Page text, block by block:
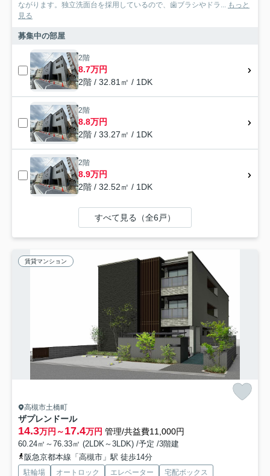
ながります。独立洗面台を採用しているので、歯ブラシやドラ... もっと
見る
募集中の部屋
2階
8.7万円
2階 / 32.81㎡ / 1DK
2階
8.8万円
2階 / 33.27㎡ / 1DK
2階
8.9万円
2階 / 32.52㎡ / 1DK
すべて見る（全6戸）
賃貸マンション
高槻市土橋町
ザプレンドール
14.3万円～17.4万円 管理/共益費11,000円
60.24㎡～76.33㎡ (2LDK～3LDK) /予定 /3階建
阪急京都本線「高槻市」駅 徒歩14分
駐輪場 オートロック エレベーター 宅配ボックス